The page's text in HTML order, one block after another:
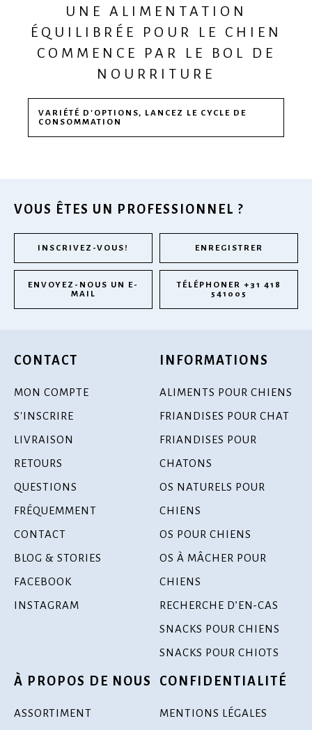
UNE ALIMENTATION
ÉQUILIBRÉE POUR LE CHIEN
COMMENCE PAR LE BOL DE
NOURRITURE
VARIÉTÉ D'OPTIONS, LANCEZ LE CYCLE DE
CONSOMMATION
VOUS ÊTES UN PROFESSIONNEL ?
INSCRIVEZ-VOUS! ENREGISTRER
ENVOYEZ-NOUS UN E-
MAIL
TÉLÉPHONER +31 418
541005
CONTACT
MON COMPTE
S'INSCRIRE
LIVRAISON
RETOURS
QUESTIONS
FRÉQUEMMENT
CONTACT
BLOG & STORIES
FACEBOOK
INSTAGRAM
INFORMATIONS
ALIMENTS POUR CHIENS
FRIANDISES POUR CHAT
FRIANDISES POUR
CHATONS
OS NATURELS POUR
CHIENS
OS POUR CHIENS
OS À MÂCHER POUR
CHIENS
RECHERCHE D’EN-CAS
SNACKS POUR CHIENS
SNACKS POUR CHIOTS
À PROPOS DE NOUS
ASSORTIMENT
CONFIDENTIALITÉ
MENTIONS LÉGALES